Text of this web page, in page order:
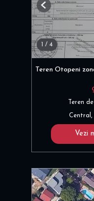
1 / 4
Previous
Teren Otopeni
Teren
Vezi